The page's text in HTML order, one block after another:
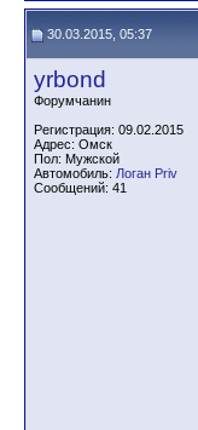
30.03.2015, 05:37
yrbond
Форумчанин
Регистрация: 09.02.2015
Адрес: Омск
Пол: Мужской
Автомобиль: Логан Priv
Сообщений: 41